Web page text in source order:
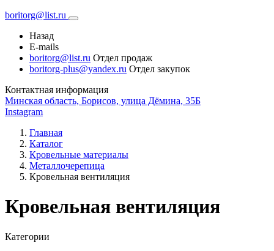
boritorg@list.ru
Назад
E-mails
boritorg@list.ru Отдел продаж
boritorg-plus@yandex.ru Отдел закупок
Контактная информация
Минская область, Борисов, улица Дёмина, 35Б
Instagram
Главная
Каталог
Кровельные материалы
Металлочерепица
Кровельная вентиляция
Кровельная вентиляция
Категории